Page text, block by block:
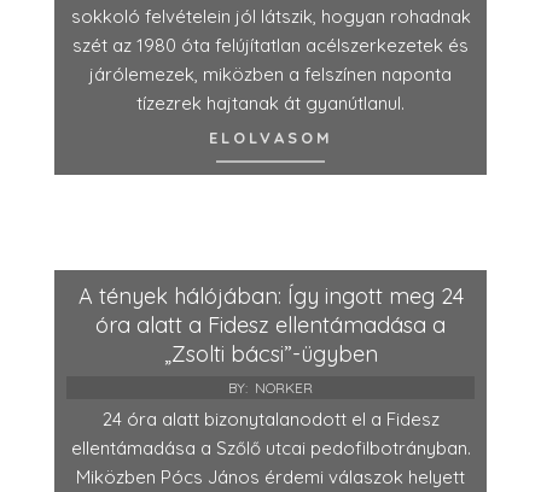
sokkoló felvételein jól látszik, hogyan rohadnak
szét az 1980 óta felújítatlan acélszerkezetek és
járólemezek, miközben a felszínen naponta
tízezrek hajtanak át gyanútlanul.
ELOLVASOM
A tények hálójában: Így ingott meg 24
óra alatt a Fidesz ellentámadása a
„Zsolti bácsi”-ügyben
BY: NORKER
24 óra alatt bizonytalanodott el a Fidesz
ellentámadása a Szőlő utcai pedofilbotrányban.
Miközben Pócs János érdemi válaszok helyett